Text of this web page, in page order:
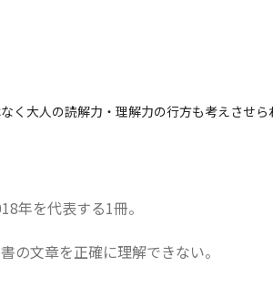
く大人の読解力・理解力の行方も考えさせら
年を代表する1冊。
文章を正確に理解できない。